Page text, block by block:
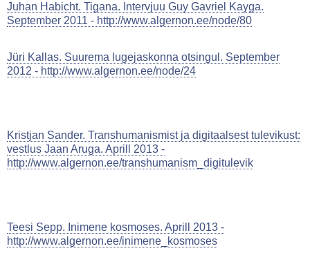
Juhan Habicht. Tigana. Intervjuu Guy Gavriel Kayga.
September 2011 - http://www.algernon.ee/node/80
Jüri Kallas. Suurema lugejaskonna otsingul. September
2012 - http://www.algernon.ee/node/24
Kristjan Sander. Transhumanismist ja digitaalsest tulevikust:
vestlus Jaan Aruga. Aprill 2013 -
http://www.algernon.ee/transhumanism_digitulevik
Teesi Sepp. Inimene kosmoses. Aprill 2013 -
http://www.algernon.ee/inimene_kosmoses